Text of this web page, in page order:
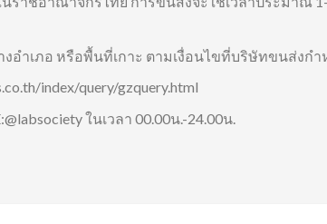
อำเภอ หรือพื้นที่เกาะ ตามเงื่อนไขที่บริษัทขนส่งก
index/query/gzquery.html
ในเวลา 00.00น.-24.00น.